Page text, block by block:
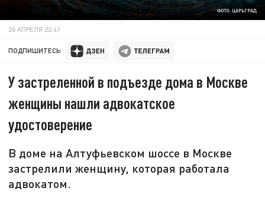
ФОТО: ЦАРЬГРАД
26 АПРЕЛЯ 22:41
ПОДПИШИТЕСЬ:
У застреленной в подъезде дома в Москве
женщины нашли адвокатское
удостоверение
В доме на Алтуфьевском шоссе в Москве
застрелили женщину, которая работала
адвокатом.